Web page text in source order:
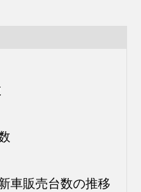
車販売台数の推移